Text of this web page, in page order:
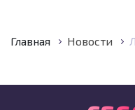
Главная Новости